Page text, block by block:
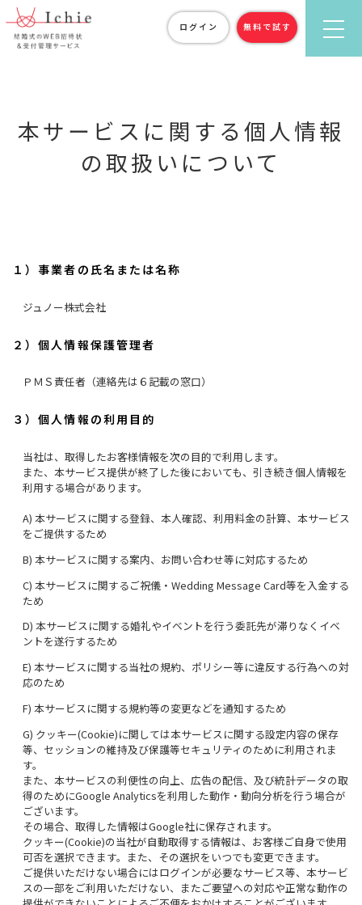
ログイン 無料で試す
本サービスに関する個人情報
の取扱いについて
１）事業者の氏名または名称
ジュノー株式会社
２）個人情報保護管理者
ＰＭＳ責任者（連絡先は６記載の窓口）
３）個人情報の利用目的
当社は、取得したお客様情報を次の目的で利用します。
また、本サービス提供が終了した後においても、引き続き個人情報を
利用する場合があります。
A) 本サービスに関する登録、本人確認、利用料金の計算、本サービス
をご提供するため
B) 本サービスに関する案内、お問い合わせ等に対応するため
C) 本サービスに関するご祝儀・Wedding Message Card等を入金する
ため
D) 本サービスに関する婚礼やイベントを行う委託先が滞りなくイベ
ントを遂行するため
E) 本サービスに関する当社の規約、ポリシー等に違反する行為への対
応のため
F) 本サービスに関する規約等の変更などを通知するため
G) クッキー(Cookie)に関しては本サービスに関する設定内容の保存
等、セッションの維持及び保護等セキュリティのために利用されま
す。
また、本サービスの利便性の向上、広告の配信、及び統計データの取
得のためにGoogle Analyticsを利用した動作・動向分析を行う場合が
ございます。
その場合、取得した情報はGoogle社に保存されます。
クッキー(Cookie)の当社が自動取得する情報は、お客様ご自身で使用
可否を選択できます。また、その選択をいつでも変更できます。
ご提供いただけない場合にはログインが必要なサービス等、本サービ
スの一部をご利用いただけない、またご要望への対応や正常な動作の